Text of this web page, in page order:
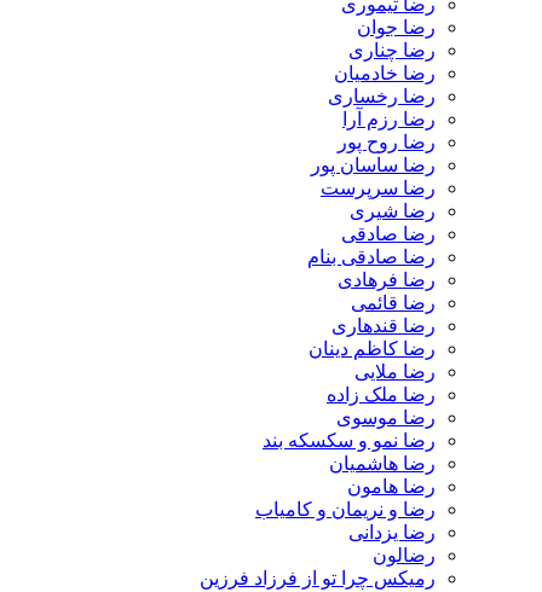
رضا تیموری
رضا جوان
رضا چناری
رضا خادمیان
رضا رخساری
رضا رزم آرا
رضا روح پور
رضا ساسان پور
رضا سرپرست
رضا شیری
رضا صادقی
رضا صادقی بنام
رضا فرهادی
رضا قائمی
رضا قندهاری
رضا کاظم دینان
رضا ملایی
رضا ملک زاده
رضا موسوی
رضا نمو و سکسکه بند
رضا هاشمیان
رضا هامون
رضا و نریمان و کامیاب
رضا یزدانی
رضالون
رمیکس چرا تو از فرزاد فرزین